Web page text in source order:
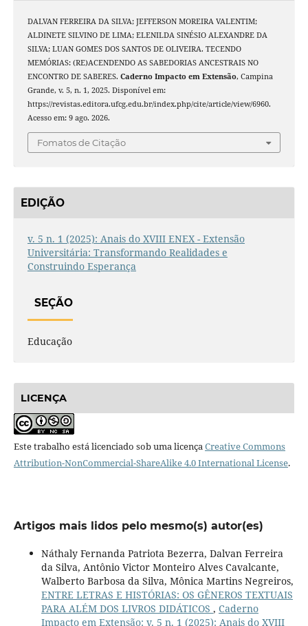
DALVAN FERREIRA DA SILVA; JEFFERSON MOREIRA VALENTIM;
ALDINETE SILVINO DE LIMA; ELENILDA SINÉSIO ALEXANDRE DA
SILVA; LUAN GOMES DOS SANTOS DE OLIVEIRA. TECENDO
MEMÓRIAS: (RE)ACENDENDO AS SABEDORIAS ANCESTRAIS NO
ENCONTRO DE SABERES. Caderno Impacto em Extensão, Campina
Grande, v. 5, n. 1, 2025. Disponível em:
https://revistas.editora.ufcg.edu.br/index.php/cite/article/view/6960.
Acesso em: 9 ago. 2026.
Fomatos de Citação
EDIÇÃO
v. 5 n. 1 (2025): Anais do XVIII ENEX - Extensão
Universitária: Transformando Realidades e
Construindo Esperança
SEÇÃO
Educação
LICENÇA
Este trabalho está licenciado sob uma licençaCreative Commons
Attribution-NonCommercial-ShareAlike 4.0 International License.
Artigos mais lidos pelo mesmo(s) autor(es)
Náthaly Fernanda Patriota Bezerra, Dalvan Ferreira
da Silva, Antônio Victor Monteiro Alves Cavalcante,
Walberto Barbosa da Silva, Mônica Martins Negreiros,
ENTRE LETRAS E HISTÓRIAS: OS GÊNEROS TEXTUAIS
PARA ALÉM DOS LIVROS DIDÁTICOS , Caderno
Impacto em Extensão: v. 5 n. 1 (2025): Anais do XVIII